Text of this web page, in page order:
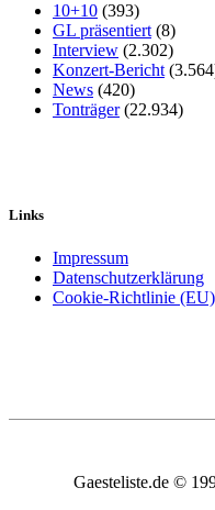
10+10 (393)
GL präsentiert (8)
Interview (2.302)
Konzert-Bericht
News (420)
Tonträger(22.934)
Links
Impressum
Datenschutzerklärung
Cookie-Richtlinie (EU)
Gaesteliste.de ©